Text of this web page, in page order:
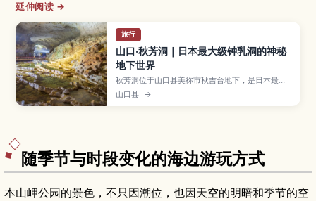
延伸阅读 →
旅行
山口·秋芳洞｜日本最大级钟乳洞的神秘
地下世界
秋芳洞位于山口县美祢市秋吉台地下，是日本最大
级的钟乳洞之一，全长约10公里，其中约1公里对游
客开放，适合轻松步行探索。文章将介绍代表性景
山口县 →
随季节与时段变化的海边游玩方式
本山岬公园的景色，不只因潮位，也因天空的明暗和季节的空